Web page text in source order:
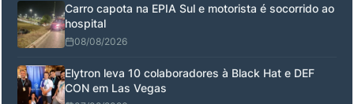
Carro capota na EPIA Sul e motorista é socorrido ao
hospital
08/08/2026
Elytron leva 10 colaboradores à Black Hat e DEF
CON em Las Vegas